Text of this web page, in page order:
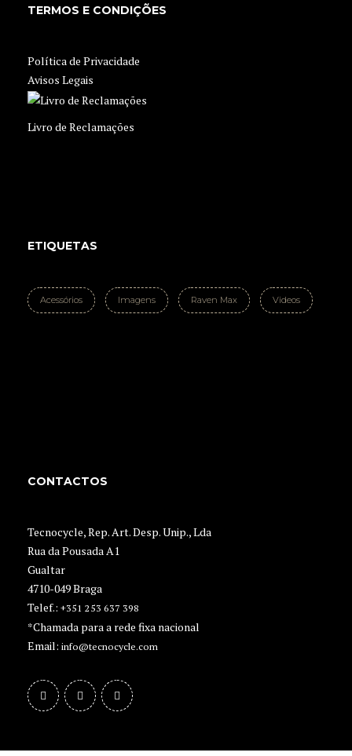
TERMOS E CONDIÇÕES
Política de Privacidade
Avisos Legais
Livro de Reclamações
ETIQUETAS
Acessórios Imagens Raven Max Videos
CONTACTOS
Tecnocycle, Rep. Art. Desp. Unip., Lda
Rua da Pousada A1
Gualtar
4710-049 Braga
Telef.: +351 253 637 398
*Chamada para a rede fixa nacional
Email: info@tecnocycle.com